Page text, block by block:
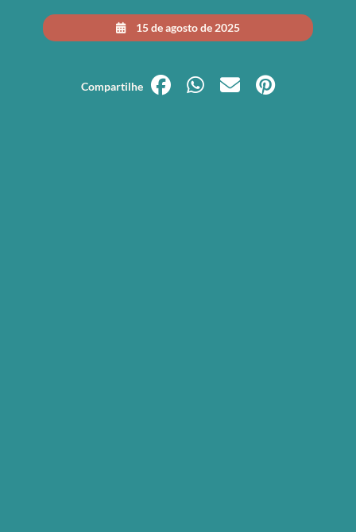
15 de agosto de 2025